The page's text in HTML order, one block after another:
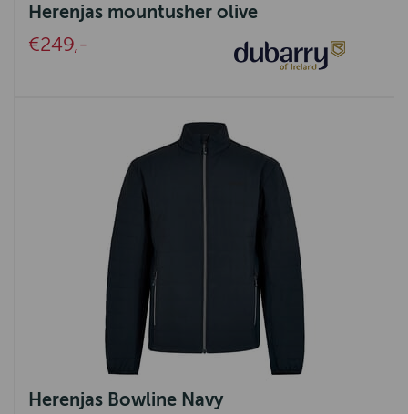
Herenjas mountusher olive
€249,-
Herenjas Bowline Navy